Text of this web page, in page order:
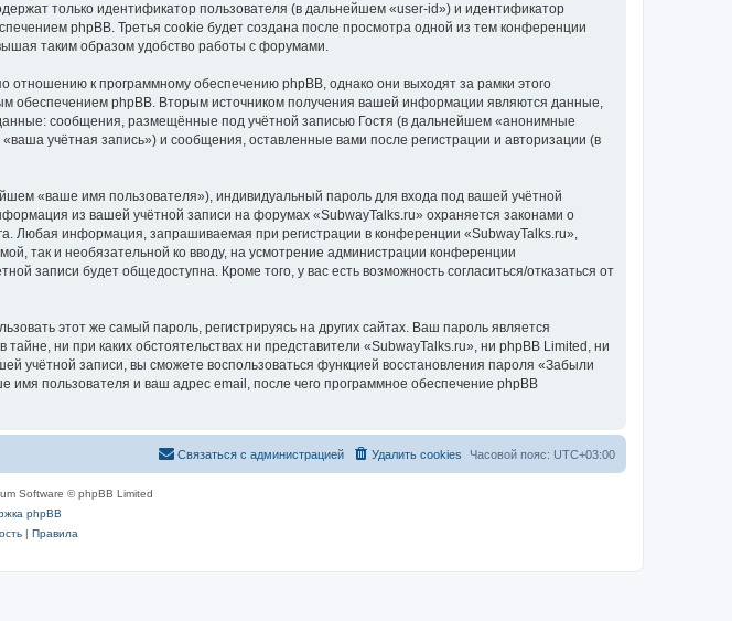
только идентификатор пользователя (в дальнейшем «user-id») и идентификатор
phpBB. Третья cookie будет создана после просмотра одной из тем конференции
таким образом удобство работы с форумами.
к программному обеспечению phpBB, однако они выходят за рамки этого
обеспечением phpBB. Вторым источником получения вашей информации являются данные,
сообщения, размещённые под учётной записью Гостя (в дальнейшем «анонимные
учётная запись») и сообщения, оставленные вами после регистрации и авторизации (в
«ваше имя пользователя»), индивидуальный пароль для входа под вашей учётной
из вашей учётной записи на форумах «SubwayTalks.ru» охраняется законами о
Любая информация, запрашиваемая при регистрации в конференции «SubwayTalks.ru»,
так и необязательной ко вводу, на усмотрение администрации конференции
записи будет общедоступна. Кроме того, у вас есть возможность согласиться/отказаться от
этот же самый пароль, регистрируясь на других сайтах. Ваш пароль является
ни при каких обстоятельствах ни представители «SubwayTalks.ru», ни phpBB Limited, ни
учётной записи, вы сможете воспользоваться функцией восстановления пароля «Забыли
пользователя и ваш адрес email, после чего программное обеспечение phpBB
Часовой пояс: UTC+03:00
Удалить cookies
Связаться с администрацией
Software © phpBB Limited
phpBB
| Правила